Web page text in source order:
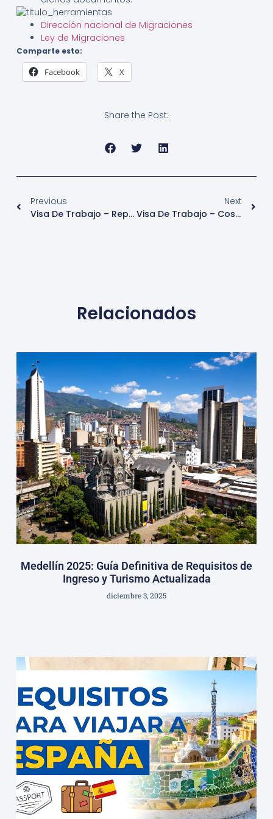
Dirección nacional de Migraciones
Ley de Migraciones
Comparte esto:
Facebook X
Share the Post:
Previous
Visa De Trabajo – República Dominicana
Next
Visa De Trabajo – Costa Rica
Relacionados
Medellín 2025: Guía Definitiva de Requisitos de
Ingreso y Turismo Actualizada
diciembre 3, 2025